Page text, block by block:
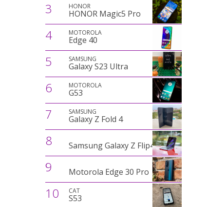
3 HONOR
HONOR Magic5 Pro
4 MOTOROLA
Edge 40
5 SAMSUNG
Galaxy S23 Ultra
6 MOTOROLA
G53
7 SAMSUNG
Galaxy Z Fold 4
8 Samsung Galaxy Z Flip4
9 Motorola Edge 30 Pro
10 CAT
S53